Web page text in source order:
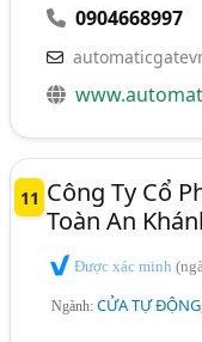
0904668997
11 Công Ty Cổ
Toàn An
Được xác minh
Ngành:CỬA TỰ